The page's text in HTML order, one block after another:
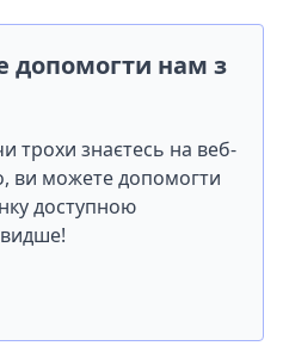
допомогти нам з
трохи знаєтесь на веб-
ви можете допомогти
доступною